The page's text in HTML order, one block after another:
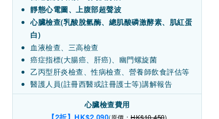
靜態心電圖、上腹部超聲波
心臟檢查(乳酸脫氫酶、總肌酸磷激酵素、肌紅蛋
白)
血液檢查、三高檢查
癌症指標(大腸癌、肝癌)、幽門螺旋菌
乙丙型肝炎檢查、性病檢查、營養師飲食評估等
醫護人員(註冊西醫或註冊護士等)講解報告
心臟檢查費用